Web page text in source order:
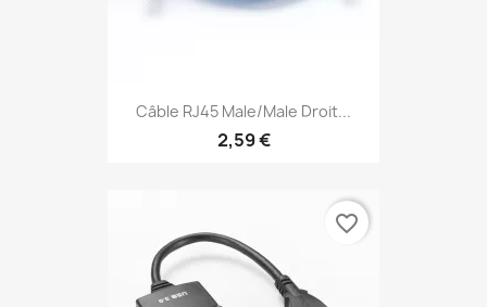
Câble RJ45 Male/Male Droit...
2,59 €
favorite_border